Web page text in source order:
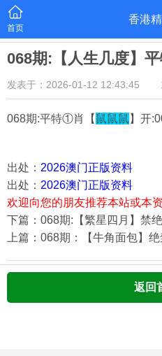
首页
香港
068期:【人生几度】
发表于：2026-01-12 12:43:45
068期:平特①肖【 鼠鼠鼠 】开
出处： 2026澳门正版资料
出处： 2026澳门正版资料
欢迎向您的朋友推荐本站或本
下篇：068期:【繁星四月】禁
上篇：068期：【牛角面包】绝
返回